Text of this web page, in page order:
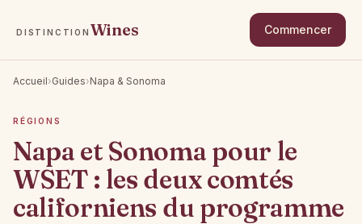
DISTINCTION Wines Commencer
Accueil›Guides›Napa & Sonoma
RÉGIONS
Napa et Sonoma pour le
WSET : les deux comtés
californiens du programme